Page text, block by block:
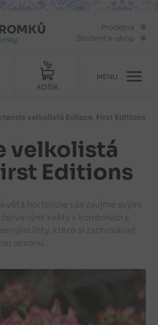
Prodejna
Sezónní e-shop
KOŠÍK
MENU
velkolistá Eclipse, First Editions
velkolistá
Editions
hortenzie vás zaujme svými
květy v kombinaci s
listy, které si zachovávají
sezónu.